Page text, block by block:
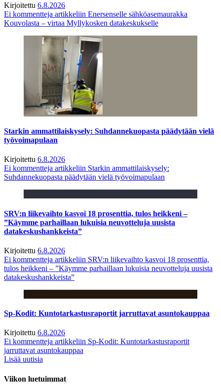
Kirjoitettu 6.8.2026
Ei kommentteja artikkeliin Enersenselle sähköasemaurakka
Kouvolasta – virtaa Myllykosken datakeskukselle
Starkin ammattilaiskysely: Suhdannekuopasta päädytään vielä
työvoimapulaan
Kirjoitettu 6.8.2026
Ei kommentteja artikkeliin Starkin ammattilaiskysely:
Suhdannekuopasta päädytään vielä työvoimapulaan
SRV:n liikevaihto kasvoi 18 prosenttia, tulos heikkeni –
”Käymme parhaillaan lukuisia neuvotteluja uusista
datakeskushankkeista”
Kirjoitettu 6.8.2026
Ei kommentteja artikkeliin SRV:n liikevaihto kasvoi 18 prosenttia,
tulos heikkeni – ”Käymme parhaillaan lukuisia neuvotteluja uusista
datakeskushankkeista”
Sp-Kodit: Kuntotarkastusraportit jarruttavat asuntokauppaa
Kirjoitettu 6.8.2026
Ei kommentteja artikkeliin Sp-Kodit: Kuntotarkastusraportit
jarruttavat asuntokauppaa
Lisää uutisia
Viikon luetuimmat